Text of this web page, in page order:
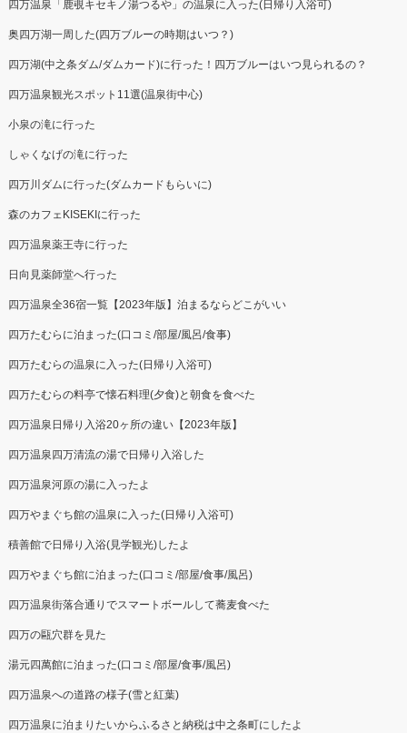
四万温泉「鹿覗キセキノ湯つるや」の温泉に入った(日帰り入浴可)
奥四万湖一周した(四万ブルーの時期はいつ？)
四万湖(中之条ダム/ダムカード)に行った！四万ブルーはいつ見られるの？
四万温泉観光スポット11選(温泉街中心)
小泉の滝に行った
しゃくなげの滝に行った
四万川ダムに行った(ダムカードもらいに)
森のカフェKISEKIに行った
四万温泉薬王寺に行った
日向見薬師堂へ行った
四万温泉全36宿一覧【2023年版】泊まるならどこがいい
四万たむらに泊まった(口コミ/部屋/風呂/食事)
四万たむらの温泉に入った(日帰り入浴可)
四万たむらの料亭で懐石料理(夕食)と朝食を食べた
四万温泉日帰り入浴20ヶ所の違い【2023年版】
四万温泉四万清流の湯で日帰り入浴した
四万温泉河原の湯に入ったよ
四万やまぐち館の温泉に入った(日帰り入浴可)
積善館で日帰り入浴(見学観光)したよ
四万やまぐち館に泊まった(口コミ/部屋/食事/風呂)
四万温泉街落合通りでスマートボールして蕎麦食べた
四万の甌穴群を見た
湯元四萬館に泊まった(口コミ/部屋/食事/風呂)
四万温泉への道路の様子(雪と紅葉)
四万温泉に泊まりたいからふるさと納税は中之条町にしたよ